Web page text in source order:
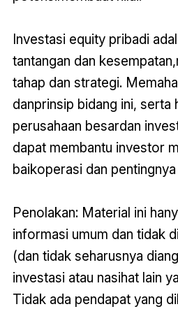
Investasi equity pribadi
tantangan dan
tahap dan strategi.
danprinsip bidang ini, serta
perusahaan besardan
dapat membantu investor
baikoperasi dan
Penolakan: Material ini
informasi umum dan tidak
(dan tidak seharusnya
investasi atau nasihat lain
Tidak ada pendapat yang